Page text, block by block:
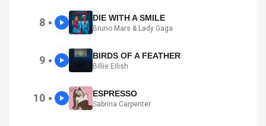
8 ● DIE WITH A SMILE
Bruno Mars & Lady Gaga
9 ● BIRDS OF A FEATHER
Billie Eilish
10 ● ESPRESSO
Sabrina Carpenter